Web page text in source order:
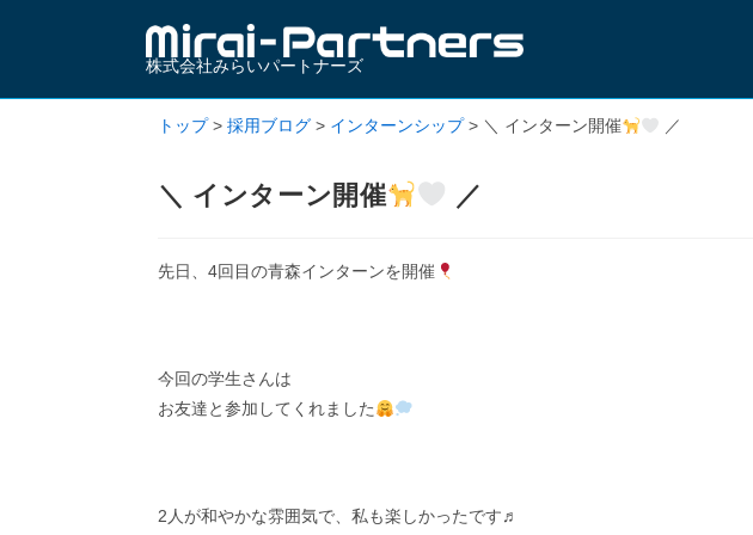
株式会社みらいパートナーズ
トップ> 採用ブログ > インターンシップ> ＼ インターン開催 ／
＼ インターン開催 ／
先日、4回目の青森インターンを開催
今回の学生さんは
お友達と参加してくれました
2人が和やかな雰囲気で、私も楽しかったです♬